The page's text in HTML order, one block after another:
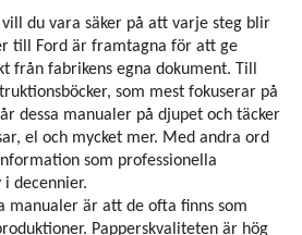
du vara säker på att varje steg blir
till Ford är framtagna för att ge
från fabrikens egna dokument. Till
som mest fokuserar på
dessa manualer på djupet och täcker
el och mycket mer. Med andra ord
som professionella
i decennier.
manualer är att de ofta finns som
Papperskvaliteten är hög